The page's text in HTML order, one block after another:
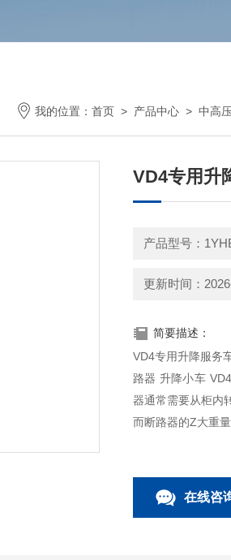
我的位置： 首页 > 产品中心 > 中高
VD4专用升
产品型号：
更新时间：
简要描述：
VD4专用升降服务车
路器 升降小车 VD4 电动升降服务车 概述在安装、维修和维保等情况下，断路
器通常需要从柜内
而断路器的Z大重
在线咨